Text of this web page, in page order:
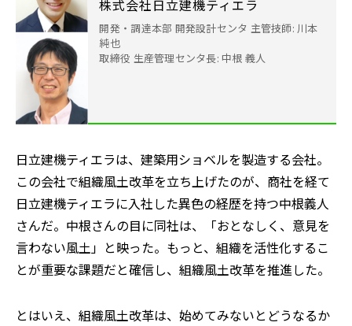
株式会社日立建機ティエラ
開発・調達本部 開発設計センタ 主管技師: 川本
純也
取締役 生産管理センタ長: 中根 義人
日立建機ティエラは、建築用ショベルを製造する会社。
この会社で組織風土改革を立ち上げたのが、商社を経て
日立建機ティエラに入社した異色の経歴を持つ中根義人
さんだ。中根さんの目に同社は、「おとなしく、意見を
言わない風土」と映った。もっと、組織を活性化するこ
とが重要な課題だと確信し、組織風土改革を推進した。
とはいえ、組織風土改革は、始めてみないとどうなるか